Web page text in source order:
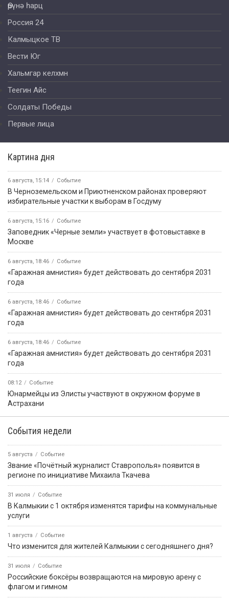
Өрүнә һарц
Россия 24
Калмыцкое ТВ
Вести Юг
Хальмгар келхмн
Теегин Айс
Солдаты Победы
Первые лица
Картина дня
6 августа, 15:14 Событие
В Черноземельском и Приютненском районах проверяют
избирательные участки к выборам в Госдуму
6 августа, 15:16 Событие
Заповедник «Черные земли» участвует в фотовыставке в
Москве
6 августа, 18:46 Событие
«Гаражная амнистия» будет действовать до сентября 2031
года
6 августа, 18:46 Событие
«Гаражная амнистия» будет действовать до сентября 2031
года
6 августа, 18:46 Событие
«Гаражная амнистия» будет действовать до сентября 2031
года
08:12 Событие
Юнармейцы из Элисты участвуют в окружном форуме в
Астрахани
События недели
5 августа Событие
Звание «Почётный журналист Ставрополья» появится в
регионе по инициативе Михаила Ткачева
31 июля Событие
В Калмыкии с 1 октября изменятся тарифы на коммунальные
услуги
1 августа Событие
Что изменится для жителей Калмыкии с сегодняшнего дня?
31 июля Событие
Российские боксёры возвращаются на мировую арену с
флагом и гимном